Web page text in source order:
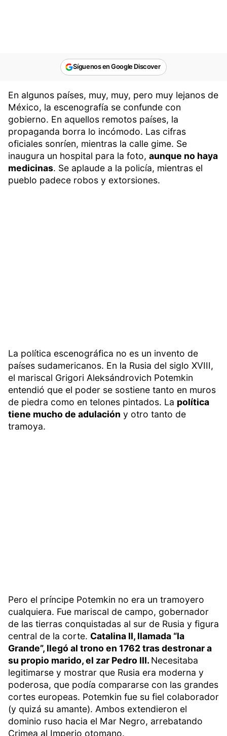
Síguenos en Google Discover
En algunos países, muy, muy, pero muy lejanos de
México, la escenografía se confunde con
gobierno. En aquellos remotos países, la
propaganda borra lo incómodo. Las cifras
oficiales sonríen, mientras la calle gime. Se
inaugura un hospital para la foto, aunque no haya
medicinas. Se aplaude a la policía, mientras el
pueblo padece robos y extorsiones.
La política escenográfica no es un invento de
países sudamericanos. En la Rusia del siglo XVIII,
el mariscal Grigori Aleksándrovich Potemkin
entendió que el poder se sostiene tanto en muros
de piedra como en telones pintados. La política
tiene mucho de adulación y otro tanto de
tramoya.
Pero el príncipe Potemkin no era un tramoyero
cualquiera. Fue mariscal de campo, gobernador
de las tierras conquistadas al sur de Rusia y figura
central de la corte. Catalina II, llamada “la
Grande”, llegó al trono en 1762 tras destronar a
su propio marido, el zar Pedro III. Necesitaba
legitimarse y mostrar que Rusia era moderna y
poderosa, que podía compararse con las grandes
cortes europeas. Potemkin fue su fiel colaborador
(y quizá su amante). Ambos extendieron el
dominio ruso hacia el Mar Negro, arrebatando
Crimea al Imperio otomano.